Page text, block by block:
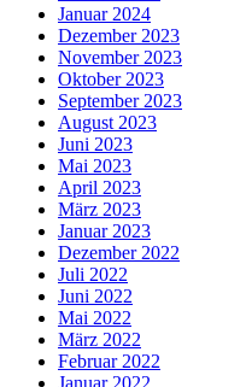
Januar 2024
Dezember 2023
November 2023
Oktober 2023
September 2023
August 2023
Juni 2023
Mai 2023
April 2023
März 2023
Januar 2023
Dezember 2022
Juli 2022
Juni 2022
Mai 2022
März 2022
Februar 2022
Januar 2022